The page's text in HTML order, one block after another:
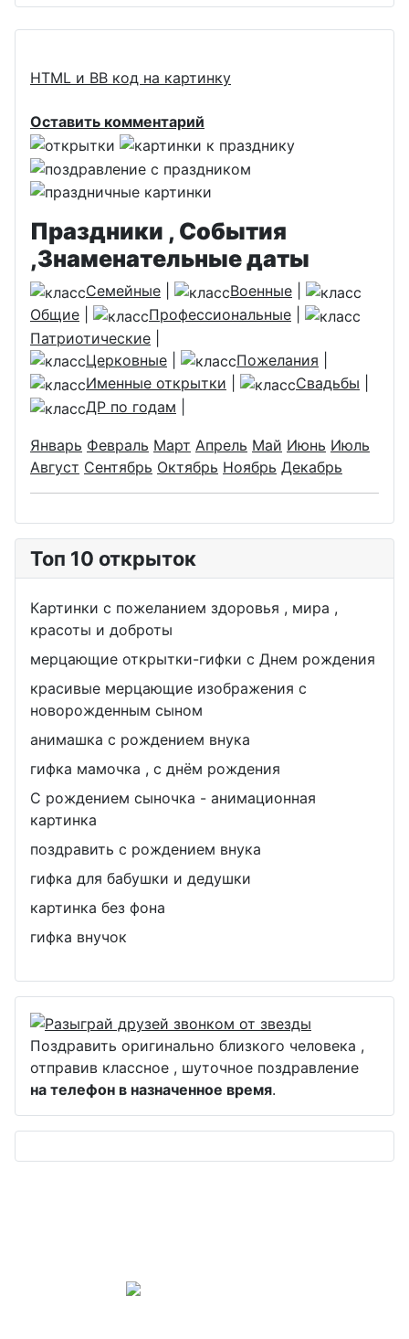
HTML и BB код на картинку
Оставить комментарий
Праздники , События
,Знаменательные даты
Семейные Военные
Общие
Профессиональные
Патриотические
Церковные
Пожелания
Именные открытки
Свадьбы
ДР по годам
Январь Февраль Март Апрель Май Июнь Июль
Август Сентябрь Октябрь Ноябрь Декабрь
Топ 10 открыток
Картинки с пожеланием здоровья , мира ,
красоты и доброты
мерцающие открытки-гифки с Днем рождения
красивые мерцающие изображения с
новорожденным сыном
анимашка с рождением внука
гифка мамочка , с днём рождения
С рождением сыночка - анимационная
картинка
поздравить с рождением внука
гифка для бабушки и дедушки
картинка без фона
гифка внучок
Поздравить оригинально близкого человека ,
отправив классное , шуточное поздравление
на телефон в назначенное время.